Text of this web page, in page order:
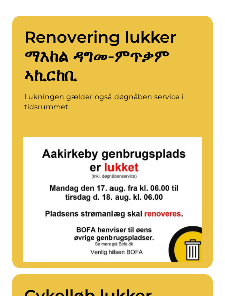
Renovering lukker
ማእከል ዳግመ-ምጥቃም
ኣኪርከቢ
Lukningen gælder også døgnåben service i
tidsrummet.